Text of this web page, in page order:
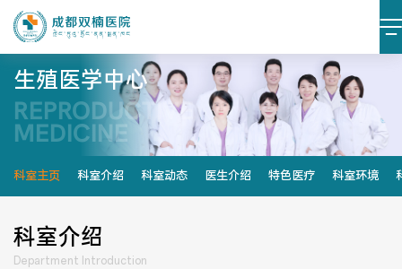
医院简介 医院文化
设施设备 环境照片
生殖医学中心
REPRODUCTIVE
MEDICINE
科室主页 科室介绍 科室动态 医生介绍 特色医疗 科室环境
科室介绍
Department Introduction